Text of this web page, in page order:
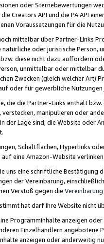
oder Sternebewertungen
Creators API und die PA API
Voraussetzungen für die
mittelbar über Partner-Links
oder juristische
diese nicht dazu auffordern
unmittelbar oder mittelbar
Zwecken (gleich welcher Art)
oder für gewerbliche
die die Partner-Links enthält
verstecken, manipulieren oder
der Lage sind, die Website oder
Schaltflächen, Hyperlinks
eine Amazon-Website
uns eine schriftliche
der Vereinbarung,
Verstoß gegen die Vereinbarung
hat darf Ihre Website nicht
Programminhalte anzeigen
Einzelhändlern
anzeigen oder anderweitig